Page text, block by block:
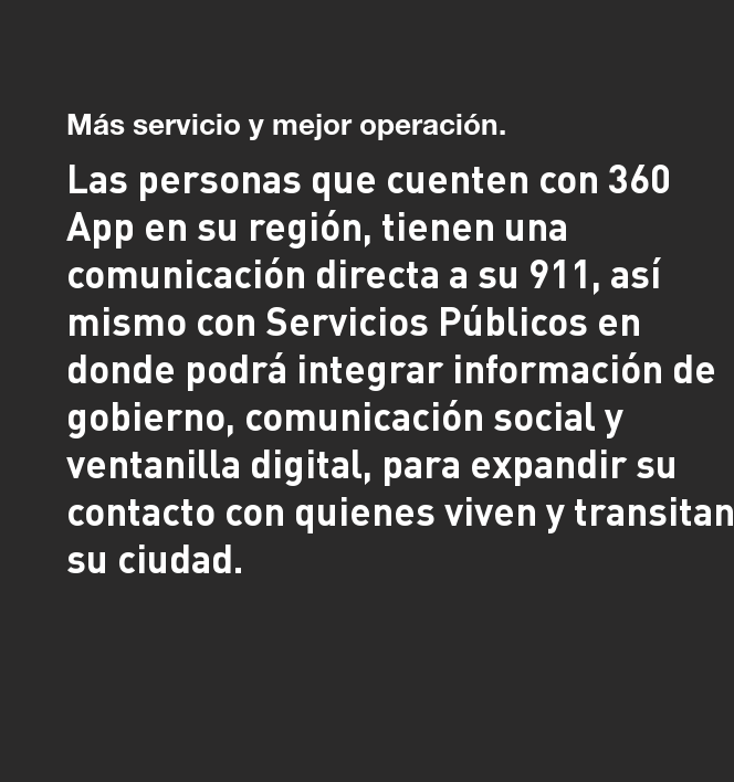
Más servicio y mejor operación.
Las personas que cuenten con 360
App en su región, tienen una
comunicación directa a su 911, así
mismo con Servicios Públicos en
donde podrá integrar información de
gobierno, comunicación social y
ventanilla digital, para expandir su
contacto con quienes viven y transitan
su ciudad.